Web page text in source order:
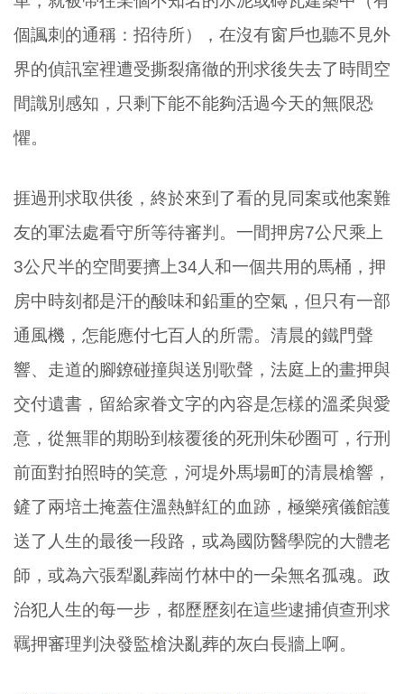
個諷刺的通稱：招待所），在沒有窗戶也聽不見外
界的偵訊室裡遭受撕裂痛徹的刑求後失去了時間空
間識別感知，只剩下能不能夠活過今天的無限恐
懼。
捱過刑求取供後，終於來到了看的見同案或他案難
友的軍法處看守所等待審判。一間押房7公尺乘上
3公尺半的空間要擠上34人和一個共用的馬桶，押
房中時刻都是汗的酸味和鉛重的空氣，但只有一部
通風機，怎能應付七百人的所需。清晨的鐵門聲
響、走道的腳鐐碰撞與送別歌聲，法庭上的畫押與
交付遺書，留給家眷文字的內容是怎樣的溫柔與愛
意，從無罪的期盼到核覆後的死刑朱砂圈可，行刑
前面對拍照時的笑意，河堤外馬場町的清晨槍響，
鏟了兩培土掩蓋住溫熱鮮紅的血跡，極樂殯儀館護
送了人生的最後一段路，或為國防醫學院的大體老
師，或為六張犁亂葬崗竹林中的一朵無名孤魂。政
治犯人生的每一步，都歷歷刻在這些逮捕偵查刑求
羈押審理判決發監槍決亂葬的灰白長牆上啊。